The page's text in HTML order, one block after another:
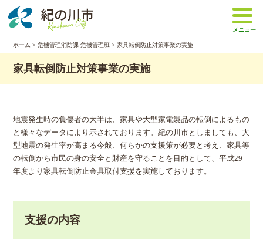
メニュー
ホーム >危機管理消防課 危機管理班 > 家具転倒防止対策事業の実施
家具転倒防止対策事業の実施
地震発生時の負傷者の大半は、家具や大型家電製品の転倒によるもの
と様々なデータにより示されております。紀の川市としましても、大
型地震の発生率が高まる今般、何らかの支援策が必要と考え、家具等
の転倒から市民の身の安全と財産を守ることを目的として、平成29
年度より家具転倒防止金具取付支援を実施しております。
支援の内容